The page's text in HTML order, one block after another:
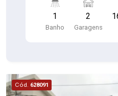
potencial de retorno: Salão comercial amplo
ocupando toda a frente do imóvel
salão principal Salão menor ideal para escritório,
quem busca investir ou
mesmo local Imóvel bem construído e com
1
Banho
2
Garagens
Cód. 628091